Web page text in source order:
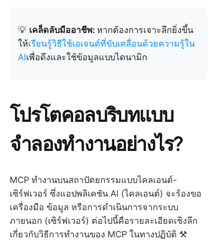
💡 เคล็ดลับมืออาชีพ: หากต้องการเจาะลึกยิ่งขึ้น
ให้เรียนรู้วิธีใช้เอเจนต์ที่ขับเคลื่อนด้วยความรู้ใน
AIเพื่อดึงและใช้ข้อมูลแบบไดนามิก
โปรโตคอลบริบทแบบ
จำลองทำงานอย่างไร?
MCP ทำงานบนสถาปัตยกรรมแบบไคลเอนต์-
เซิร์ฟเวอร์ ซึ่งแอปพลิเคชัน AI (ไคลเอนต์) จะร้องขอ
เครื่องมือ ข้อมูล หรือการดำเนินการจากระบบ
ภายนอก (เซิร์ฟเวอร์) ต่อไปนี้คือรายละเอียดเชิงลึก
เกี่ยวกับวิธีการทำงานของ MCP ในทางปฏิบัติ ⚒️